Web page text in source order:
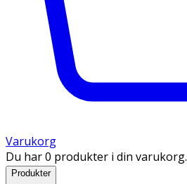
Varukorg
Du har 0 produkter i din varukorg.
Produkter